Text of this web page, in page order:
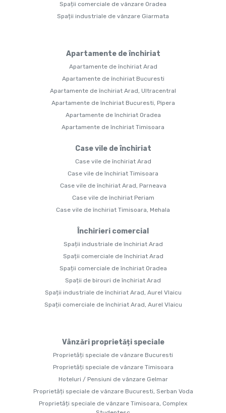
Spații comerciale de vânzare Oradea
Spații industriale de vânzare Giarmata
Apartamente de închiriat
Apartamente de închiriat Arad
Apartamente de închiriat Bucuresti
Apartamente de închiriat Arad, Ultracentral
Apartamente de închiriat Bucuresti, Pipera
Apartamente de închiriat Oradea
Apartamente de închiriat Timisoara
Case vile de închiriat
Case vile de închiriat Arad
Case vile de închiriat Timisoara
Case vile de închiriat Arad, Parneava
Case vile de închiriat Periam
Case vile de închiriat Timisoara, Mehala
Închirieri comercial
Spații industriale de închiriat Arad
Spații comerciale de închiriat Arad
Spații comerciale de închiriat Oradea
Spații de birouri de închiriat Arad
Spații industriale de închiriat Arad, Aurel Vlaicu
Spații comerciale de închiriat Arad, Aurel Vlaicu
Vânzări proprietăți speciale
Proprietăți speciale de vânzare Bucuresti
Proprietăți speciale de vânzare Timisoara
Hoteluri / Pensiuni de vânzare Gelmar
Proprietăți speciale de vânzare Bucuresti, Serban Voda
Proprietăți speciale de vânzare Timisoara, Complex